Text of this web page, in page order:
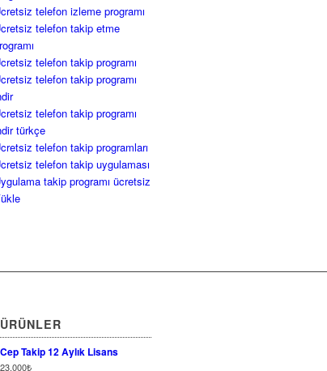
telefon izleme programı
telefon takip etme
telefon takip programı
telefon takip programı
telefon takip programı
türkçe
telefon takip programları
telefon takip uygulaması
takip programı ücretsiz
ÜRÜNLER
Cep Takip 12 Aylık Lisans
23,000₺